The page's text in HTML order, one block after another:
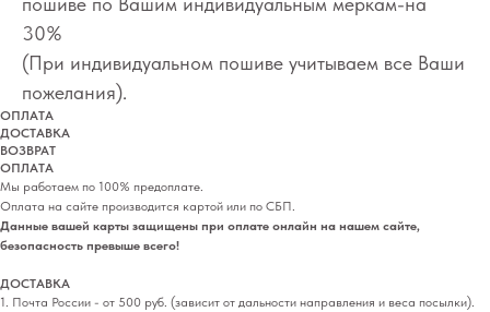
30%
(При индивидуальном пошиве учитываем все Ваши
пожелания).
ОПЛАТА
ДОСТАВКА
ВОЗВРАТ
ОПЛАТА
Мы работаем по 100% предоплате.
Оплата на сайте производится картой или по СБП.
Данные вашей карты защищены при оплате онлайн на нашем сайте,
безопасность превыше всего!
ДОСТАВКА
1. Почта России - от 500 руб. (зависит от дальности направления и веса посылки).